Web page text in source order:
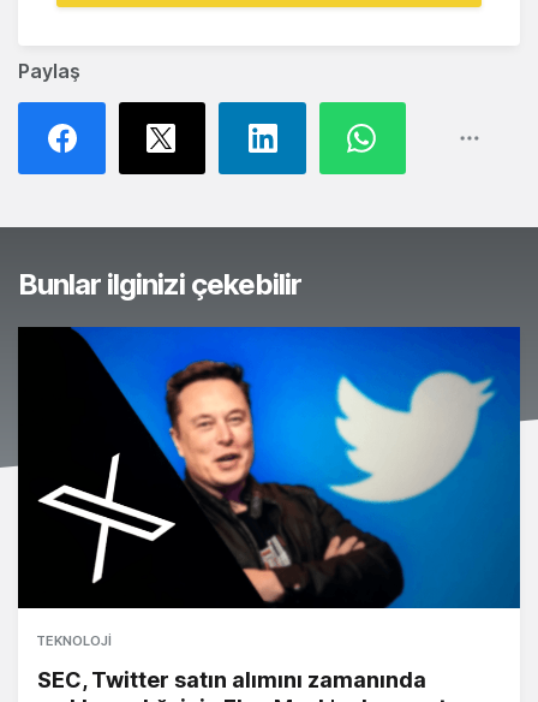
Paylaş
Bunlar ilginizi çekebilir
TEKNOLOJI
SEC, Twitter satın alımını zamanında